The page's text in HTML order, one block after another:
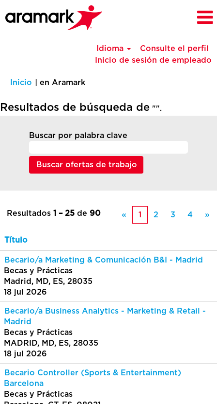
Idioma
Consulte el perfil
Inicio de sesión de empleado
Inicio en Aramark(página
Resultados de búsqueda de "".
Buscar por palabra clave
Resultados 1 – 25 de 90 « 1 2 3 4 »
Título
Becario/a Marketing & Comunicación B&I - Madrid
Becas y Prácticas
Madrid, MD, ES, 28035
18 jul 2026
Becario/a Business Analytics - Marketing & Retail -
Madrid
Becas y Prácticas
MADRID, MD, ES, 28035
18 jul 2026
Becario Controller (Sports & Entertainment)
Barcelona
Becas y Prácticas